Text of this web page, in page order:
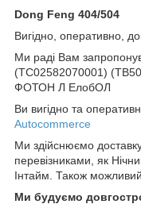
Dong Feng 404/504
Вигідно, оперативно,
Ми раді Вам
(TC02582070001)
ФОТОН Л ЕлобОЛ
Ви вигідно та
Autocommerce
Ми здійснюємо
перевізниками, як
Інтайм. Також можливий
Ми будуємо